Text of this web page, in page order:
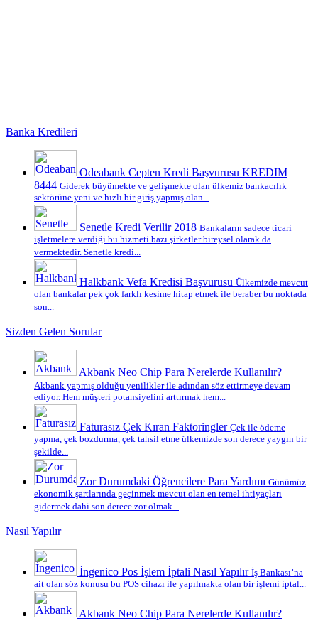
Banka Kredileri
Odeabank Cepten Kredi Başvurusu KREDIM
8444 Giderek büyümekte ve gelişmekte olan ülkemiz bankacılık
sektörüne yeni ve hızlı bir giriş yapmış olan...
Senetle Kredi Verilir 2018 Bankaların sadece ticari
işletmelere verdiği bu hizmeti bazı şirketler bireysel olarak da
vermektedir. Senetle kredi...
Halkbank Vefa Kredisi Başvurusu Ülkemizde mevcut
olan bankalar pek çok farklı kesime hitap etmek ile beraber bu noktada
son...
Sizden Gelen Sorular
Akbank Neo Chip Para Nerelerde Kullanılır?
Akbank yapmış olduğu yenilikler ile adından söz ettirmeye devam
ediyor. Hem müşteri potansiyelini arttırmak hem...
Faturasız Çek Kıran Faktoringler Çek ile ödeme
yapma, çek bozdurma, çek tahsil etme ülkemizde son derece yaygın bir
şekilde...
Zor Durumdaki Öğrencilere Para Yardımı Günümüz
ekonomik şartlarında geçinmek mevcut olan en temel ihtiyaçları
gidermek dahi son derece zor olmak...
Nasıl Yapılır
İngenico Pos İşlem İptali Nasıl Yapılır İş Bankası’na
ait olan söz konusu bu POS cihazı ile yapılmakta olan bir işlemi iptal...
Akbank Neo Chip Para Nerelerde Kullanılır?